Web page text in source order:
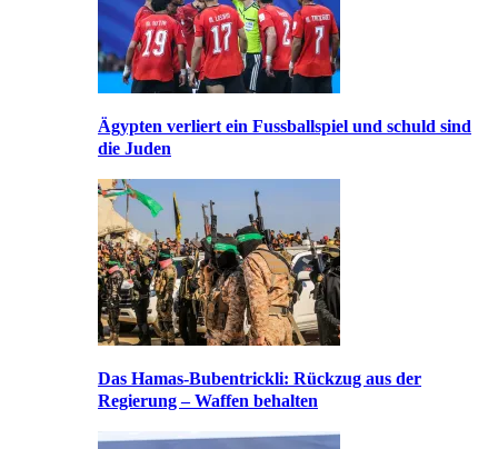
Ägypten verliert ein Fussballspiel und schuld sind
die Juden
Das Hamas-Bubentrickli: Rückzug aus der
Regierung – Waffen behalten